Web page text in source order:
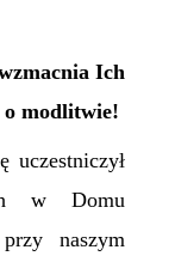
Ich
o modlitwie!
uczestniczył
w Domu
naszym